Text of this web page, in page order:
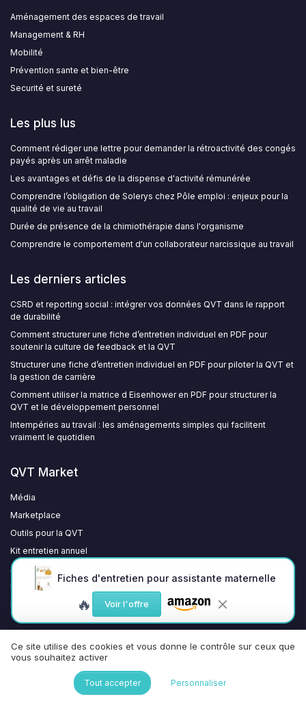
Fiches d'entretien pour assistante maternelle
🔥 Voir l'offre
Aménagement des espaces de travail
Management & RH
Mobilité
Prévention sante et bien-être
Securité et sureté
Les plus lus
Comment rédiger une lettre pour demander la rétroactivité des congés
payés après un arrêt maladie
Les avantages et défis de la dispense d'activité rémunérée
Comprendre l’obligation de Solerys chez Pôle emploi : enjeux pour la
qualité de vie au travail
Durée de présence de la chimiothérapie dans l'organisme
Comprendre le comportement d'un collaborateur narcissique au travail
Les derniers articles
CSRD et reporting social : intégrer vos données QVT dans le rapport
de durabilité
Comment structurer une fiche d’entretien individuel en PDF pour
soutenir la culture de feedback et la QVT
Structurer une fiche d’entretien individuel en PDF pour piloter la QVT et
la gestion de carrière
Comment utiliser la matrice d Eisenhower en PDF pour structurer la
QVT et le développement personnel
Intempéries au travail : les aménagements simples qui facilitent
vraiment le quotidien
QVT Market
Média
Marketplace
Outils pour la QVT
Kit entretien annuel
Avantages sociaux
Rejoindre le club
Kit média et RP
Ce site utilise des cookies et vous donne le contrôle sur ceux que
vous souhaitez activer
Tout accepter Personnaliser